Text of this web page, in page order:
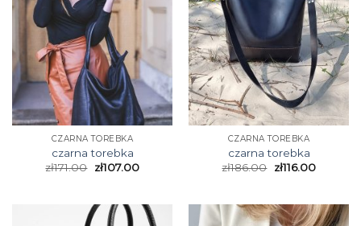
CZARNA TOREBKA
czarna torebka
zł171.00 zł107.00
CZARNA TOREBKA
czarna torebka
zł186.00 zł116.00